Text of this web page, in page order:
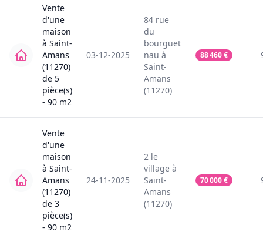
Vente
d'une
maison
à Saint-
Amans
(11270)
de 5
pièce(s)
- 90 m2
03-12-2025
84 rue
du
bourguet
nau à
Saint-
Amans
(11270)
88 460€
Vente
d'une
maison
à Saint-
Amans
(11270)
de 3
pièce(s)
- 90 m2
24-11-2025
2 le
village à
Saint-
Amans
(11270)
70 000€